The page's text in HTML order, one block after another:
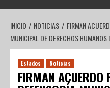
INICIO NOTICIAS
FIRMAN
MUNICIPAL DE DERECHOS
Estados Noticias
FIRMAN ACUERDO